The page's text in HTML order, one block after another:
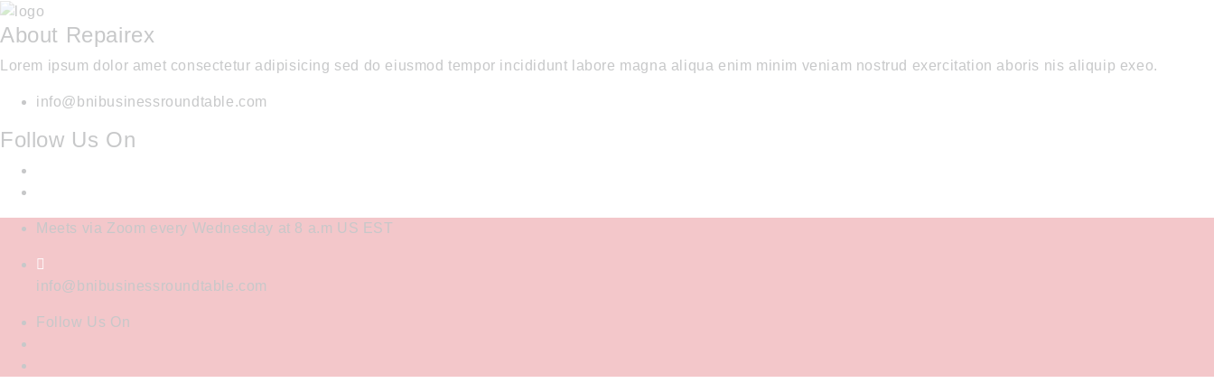
About Repairex
Lorem ipsum dolor amet consectetur adipisicing sed do eiusmod tempor incididunt labore magna aliqua enim minim veniam nostrud exercitation aboris nis aliquip exeo.
info@bnibusinessroundtable.com
Follow Us On
Meets via Zoom every Wednesday at 8 a.m US EST
info@bnibusinessroundtable.com
Follow Us On